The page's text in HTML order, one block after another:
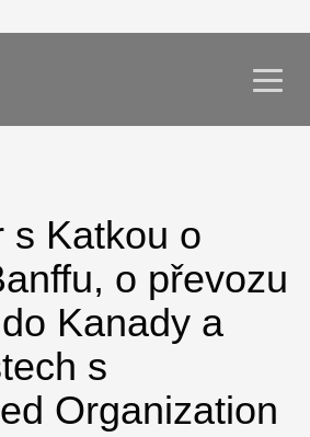
s Katkou o
o převozu
Kanady a
s
Organization